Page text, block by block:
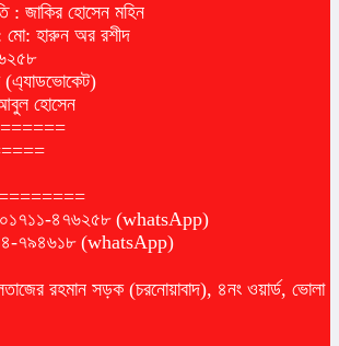
: জাকির হোসেন মহিন
মো: হারুন অর রশীদ
(এ্যাডভোকেট)
আবুল হোসেন
০১৭১১-৪৭৬২৫৮ (whatsApp)
৭৯৪৬১৮ (whatsApp)
রহমান সড়ক (চরনোয়াবাদ), ৪নং ওয়ার্ড, ভোলা